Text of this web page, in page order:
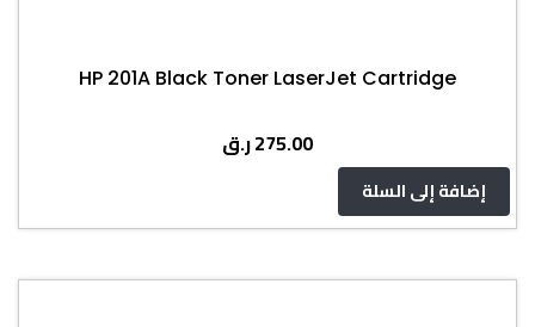
HP 201A Black Toner LaserJet Cartridge
275.00ر.ق
إضافة إلى السلة